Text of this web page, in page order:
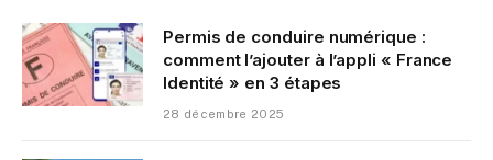
Permis de conduire numérique :
comment l’ajouter à l’appli « France
Identité » en 3 étapes
28 décembre 2025